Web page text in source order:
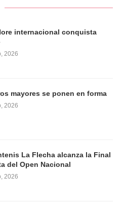
internacional conquista
2026
mayores se ponen en forma
2026
La Flecha alcanza la Final
del Open Nacional
2026